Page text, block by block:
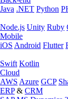
Java .NET Python
Node.js Unity Ruby
Mobile
iOS Android Flutter
Swift Kotlin
Cloud
AWS Azure GCP
ERP& CRM